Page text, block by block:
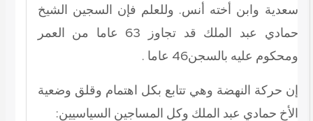
سعدية وابن أخته أنس. وللعلم فإن السجين الشيخ
حمادي عبد الملك قد تجاوز 63 عاما من العمر
ومحكوم عليه بالسجن46 عاما .
إن حركة النهضة وهي تتابع بكل اهتمام وقلق وضعية
الأخ حمادي عبد الملك وكل المساجين السياسيين: